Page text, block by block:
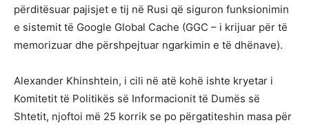
përditësuar pajisjet e tij në Rusi që siguron funksionimin
e sistemit të Google Global Cache (GGC – i krijuar për të
memorizuar dhe përshpejtuar ngarkimin e të dhënave).
Alexander Khinshtein, i cili në atë kohë ishte kryetar i
Komitetit të Politikës së Informacionit të Dumës së
Shtetit, njoftoi më 25 korrik se po përgatiteshin masa për